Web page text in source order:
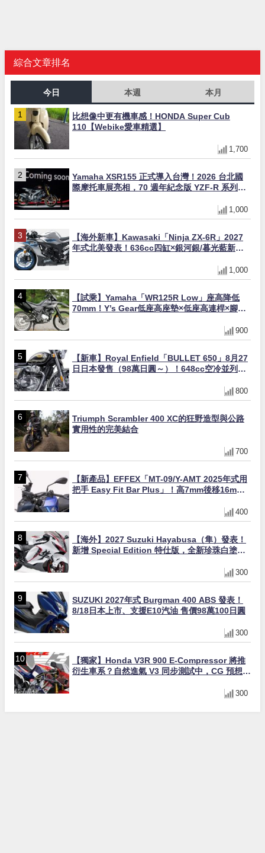
綜合文章排名
今日 本週 本月
比想像中更有機車感！HONDA Super Cub
110【Webike愛車精選】
1,700
Yamaha XSR155 正式導入台灣！2026 台北國
際摩托車展亮相，70 週年紀念版 YZF-R 系列限
1,000
【海外新車】Kawasaki「Ninja ZX-6R」2027
年式北美發表！636cc四缸×銀河銀/暮光藍新色
1,000
【試乘】Yamaha「WR125R Low」座高降低
70mm！Y’s Gear低座高座墊×低座高連桿×腳踏
900
【新車】Royal Enfield「BULLET 650」8月27
日日本發售（98萬日圓～）！648cc空冷並列雙
800
Triumph Scrambler 400 XC的狂野造型與公路
實用性的完美結合
700
【新產品】EFFEX「MT-09/Y-AMT 2025年式用
把手 Easy Fit Bar Plus」！高7mm後移16mm
400
【海外】2027 Suzuki Hayabusa（隼）發表！
新增 Special Edition 特仕版，全新珍珠白塗裝
300
SUZUKI 2027年式 Burgman 400 ABS 發表！
8/18日本上市、支援E10汽油 售價98萬100日圓
300
【獨家】Honda V3R 900 E-Compressor 將推
衍生車系？自然進氣 V3 同步測試中，CG 預想曝
300